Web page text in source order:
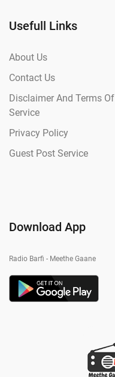
Usefull Links
About Us
Contact Us
Disclaimer And Terms Of
Service
Privacy Policy
Guest Post Service
Download App
Radio Barfi - Meethe Gaane